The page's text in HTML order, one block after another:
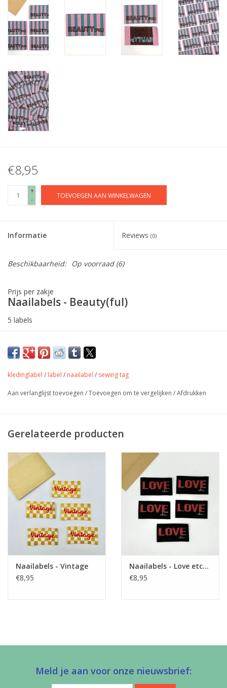
€8,95
+
-
TOEVOEGEN AAN WINKELWAGEN
Informatie Reviews (0)
Beschikbaarheid: Op voorraad(6)
Prijs per zakje
Naailabels - Beauty(ful)
5 labels
kledinglabel / label / naailabel / sewing tag
Aan verlanglijst toevoegen /Toevoegen om te vergelijken /Afdrukken
Gerelateerde producten
Naailabels - Vintage
€8,95
Naailabels - Love etc...
€8,95
Meld je aan voor onze nieuwsbrief: